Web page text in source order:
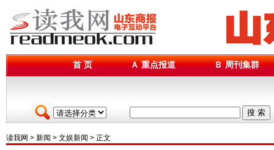
首 页 Ａ 重点报道 Ｂ 周刊集群
搜 索
读我网 > 新闻 > 文娱新闻 > 正文